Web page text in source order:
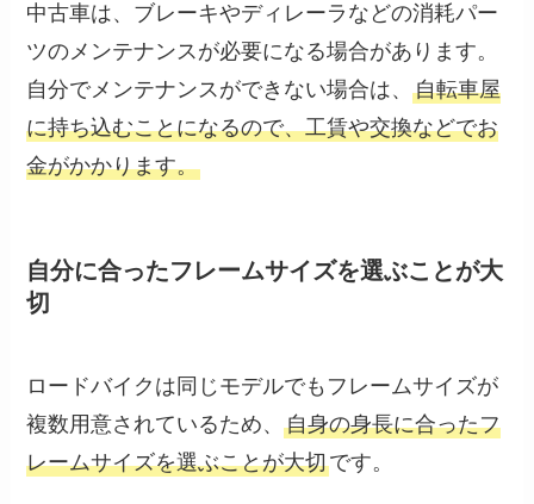
中古車は、ブレーキやディレーラなどの消耗パー
ツのメンテナンスが必要になる場合があります。
自分でメンテナンスができない場合は、自転車屋
に持ち込むことになるので、工賃や交換などでお
金がかかります。
自分に合ったフレームサイズを選ぶことが大
切
ロードバイクは同じモデルでもフレームサイズが
複数用意されているため、自身の身長に合ったフ
レームサイズを選ぶことが大切です。